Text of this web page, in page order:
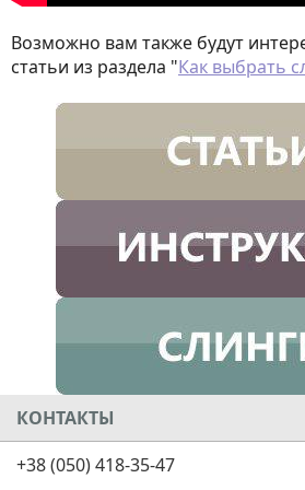
Возможно вам также будут
статьи из раздела "Как выбрать
КОНТАКТЫ
+38 (050) 418-35-47